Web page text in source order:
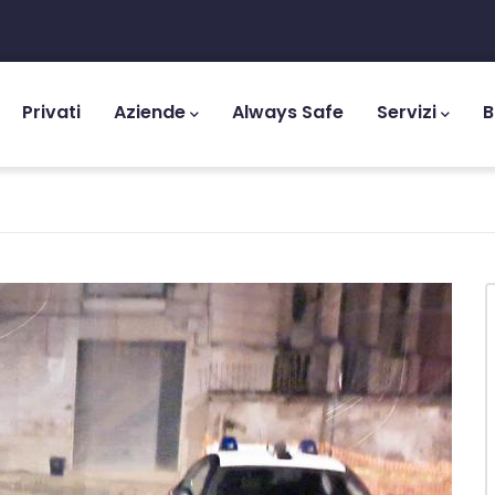
Privati Aziende Always Safe Servizi